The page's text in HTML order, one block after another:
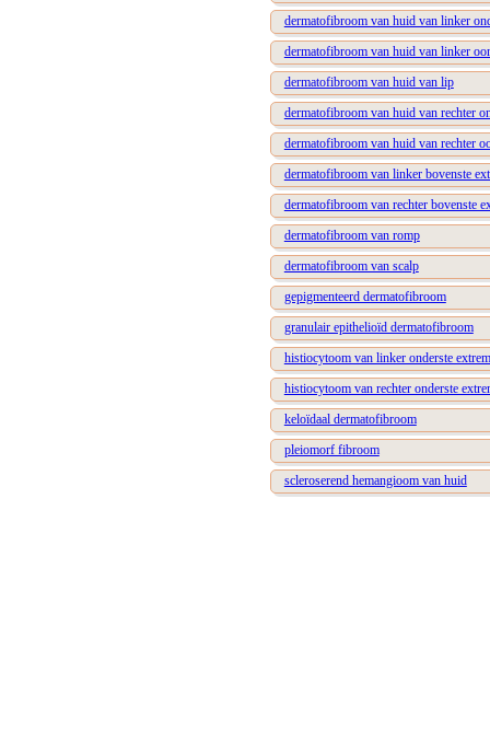
dermatofibroom van huid van linker
dermatofibroom van huid van linker oor
dermatofibroom van huid van lip
dermatofibroom van huid van rechter
dermatofibroom van huid van rechter
dermatofibroom van linker bovenste
dermatofibroom van rechter bovenste
dermatofibroom van romp
dermatofibroom van scalp
gepigmenteerd dermatofibroom
granulair epithelioïd dermatofibroom
histiocytoom van linker onderste
histiocytoom van rechter onderste
keloïdaal dermatofibroom
pleiomorf fibroom
scleroserend hemangioom van huid